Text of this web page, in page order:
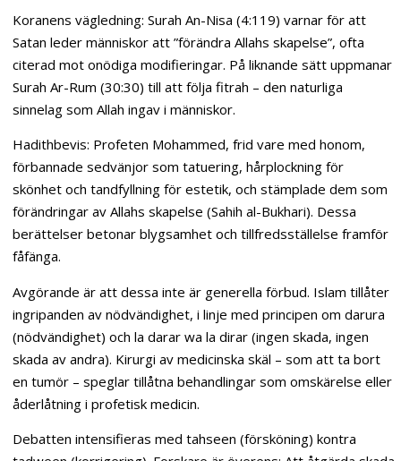
Koranens vägledning: Surah An-Nisa (4:119) varnar för att
Satan leder människor att ”förändra Allahs skapelse”, ofta
citerad mot onödiga modifieringar. På liknande sätt uppmanar
Surah Ar-Rum (30:30) till att följa fitrah – den naturliga
sinnelag som Allah ingav i människor.
Hadithbevis: Profeten Mohammed, frid vare med honom,
förbannade sedvänjor som tatuering, hårplockning för
skönhet och tandfyllning för estetik, och stämplade dem som
förändringar av Allahs skapelse (Sahih al-Bukhari). Dessa
berättelser betonar blygsamhet och tillfredsställelse framför
fåfänga.
Avgörande är att dessa inte är generella förbud. Islam tillåter
ingripanden av nödvändighet, i linje med principen om darura
(nödvändighet) och la darar wa la dirar (ingen skada, ingen
skada av andra). Kirurgi av medicinska skäl – som att ta bort
en tumör – speglar tillåtna behandlingar som omskärelse eller
åderlåtning i profetisk medicin.
Debatten intensifieras med tahseen (försköning) kontra